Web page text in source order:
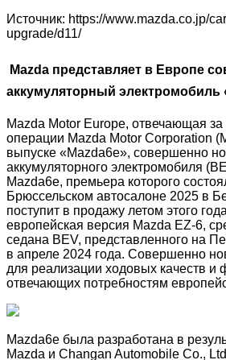
Источник: https://www.mazda.co.jp/
upgrade/d11/
Mazda представляет в Европе
аккумуляторный электромобиль
Mazda Motor Europe, отвечающая за
операции Mazda Motor Corporation
выпуске «Mazda6e», совершенно
аккумуляторного электромобиля
Mazda6e, премьера которого
Брюссельском автосалоне 2025 в
поступит в продажу летом этого
европейская версия Mazda EZ-6,
седана BEV, представленного на
в апреле 2024 года. Совершенно
для реализации ходовых качеств и
отвечающих потребностям
Mazda6e была разработана в
Mazda и Changan Automobile Co.,